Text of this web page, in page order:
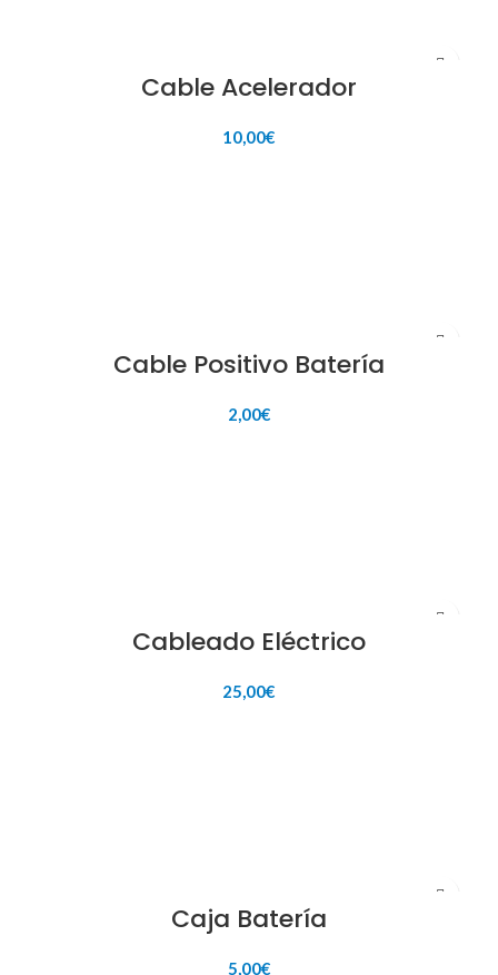
Cable Acelerador
10,00€
Cable Positivo Batería
2,00€
Cableado Eléctrico
25,00€
Caja Batería
5,00€